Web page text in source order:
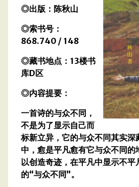
◎出版：陈秋山
◎索书号：
868.740 / 148
◎藏书地点：13楼书
库D区
◎内容提要：
一首诗的与众不同，
不是为了显示自己而
标新立异，它的与众不同其实深
中，愈是平凡愈有它与众不同的
以创造奇迹，在平凡中显示不平
的“与众不同”。